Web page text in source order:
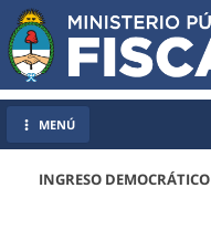
INGRESO DEMOCRÁTICO
MENÚ